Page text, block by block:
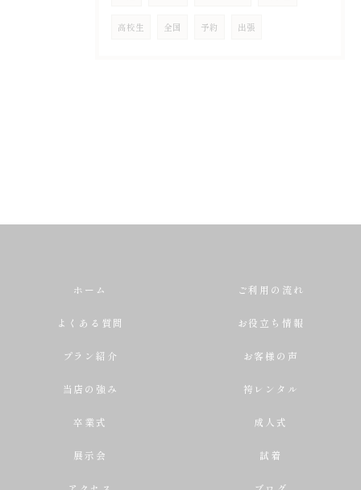
高校生 全国 予約 出張
ホーム ご利用の流れ
よくある質問 お役立ち情報
プラン紹介 お客様の声
当店の強み 袴レンタル
卒業式 成人式
展示会 試着